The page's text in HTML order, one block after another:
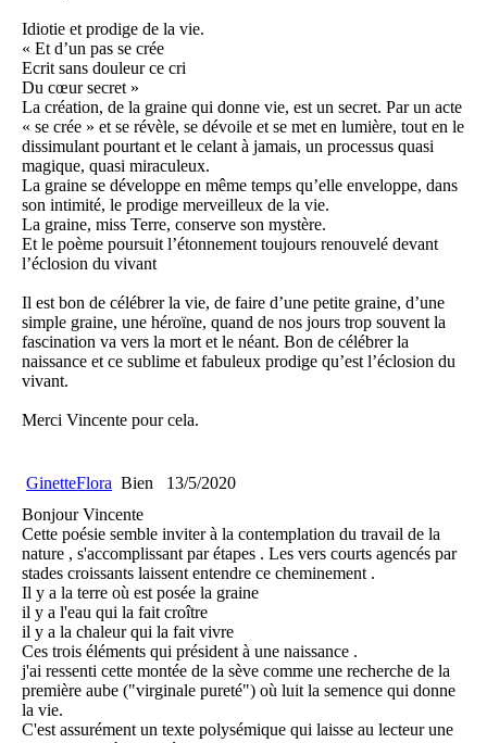
Idiotie et prodige de la vie.
« Et d’un pas se crée
Ecrit sans douleur ce cri
Du cœur secret »
La création, de la graine qui donne vie, est un secret. Par un acte
« se crée » et se révèle, se dévoile et se met en lumière, tout en le
dissimulant pourtant et le celant à jamais, un processus quasi
magique, quasi miraculeux.
La graine se développe en même temps qu’elle enveloppe, dans
son intimité, le prodige merveilleux de la vie.
La graine, miss Terre, conserve son mystère.
Et le poème poursuit l’étonnement toujours renouvelé devant
l’éclosion du vivant
Il est bon de célébrer la vie, de faire d’une petite graine, d’une
simple graine, une héroïne, quand de nos jours trop souvent la
fascination va vers la mort et le néant. Bon de célébrer la
naissance et ce sublime et fabuleux prodige qu’est l’éclosion du
vivant.
Merci Vincente pour cela.
GinetteFlora Bien
13/5/2020
Bonjour Vincente
Cette poésie semble inviter à la contemplation du travail de la
nature , s'accomplissant par étapes . Les vers courts agencés par
stades croissants laissent entendre ce cheminement .
Il y a la terre où est posée la graine
il y a l'eau qui la fait croître
il y a la chaleur qui la fait vivre
Ces trois éléments qui président à une naissance .
j'ai ressenti cette montée de la sève comme une recherche de la
première aube ("virginale pureté") où luit la semence qui donne
la vie.
C'est assurément un texte polysémique qui laisse au lecteur une